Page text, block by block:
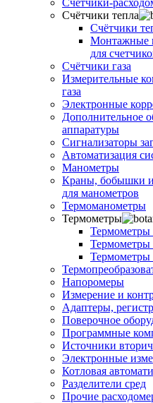
Счётчики тепла
Счётчики
Монтажные
для
Счётчики газа
Измерительные
газа
Электронные
Дополнительное
аппаратуры
Сигнализаторы
Автоматизация
Манометры
Краны, бобышки и
для манометров
Термоманометры
Термометры
Термометры
Термометры
Термометры
Напоромеры
Измерение и
Адаптеры,
Поверочное
Программные
Источники
Электронные
Котловая
Разделители сред
Прочие